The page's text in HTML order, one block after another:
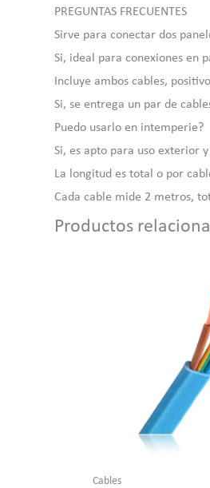
PREGUNTAS FRECUENTES
Sirve para conectar dos
Si, ideal para conexiones en
Incluye ambos cables,
Si, se entrega un par de
Puedo usarlo en intemperie?
Si, es apto para uso exterior
La longitud es total o por
Cada cable mide 2 metros,
Productos
Cables